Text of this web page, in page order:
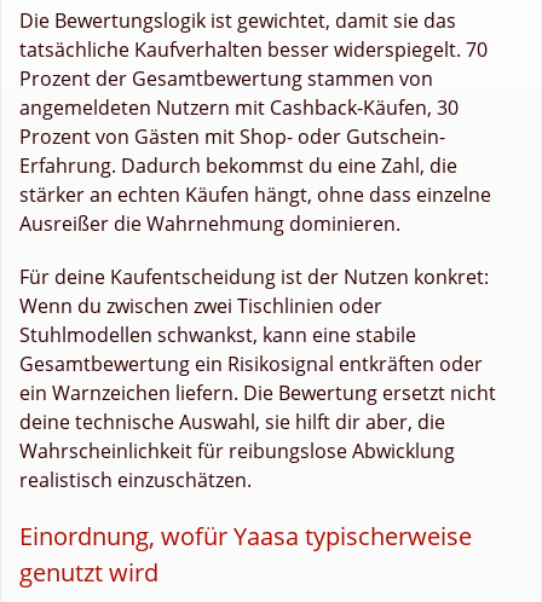
Die Bewertungslogik ist gewichtet, damit sie das
tatsächliche Kaufverhalten besser widerspiegelt. 70
Prozent der Gesamtbewertung stammen von
angemeldeten Nutzern mit Cashback-Käufen, 30
Prozent von Gästen mit Shop- oder Gutschein-
Erfahrung. Dadurch bekommst du eine Zahl, die
stärker an echten Käufen hängt, ohne dass einzelne
Ausreißer die Wahrnehmung dominieren.
Für deine Kaufentscheidung ist der Nutzen konkret:
Wenn du zwischen zwei Tischlinien oder
Stuhlmodellen schwankst, kann eine stabile
Gesamtbewertung ein Risikosignal entkräften oder
ein Warnzeichen liefern. Die Bewertung ersetzt nicht
deine technische Auswahl, sie hilft dir aber, die
Wahrscheinlichkeit für reibungslose Abwicklung
realistisch einzuschätzen.
Einordnung, wofür Yaasa typischerweise
genutzt wird